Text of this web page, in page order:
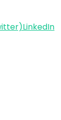
LinkedIn